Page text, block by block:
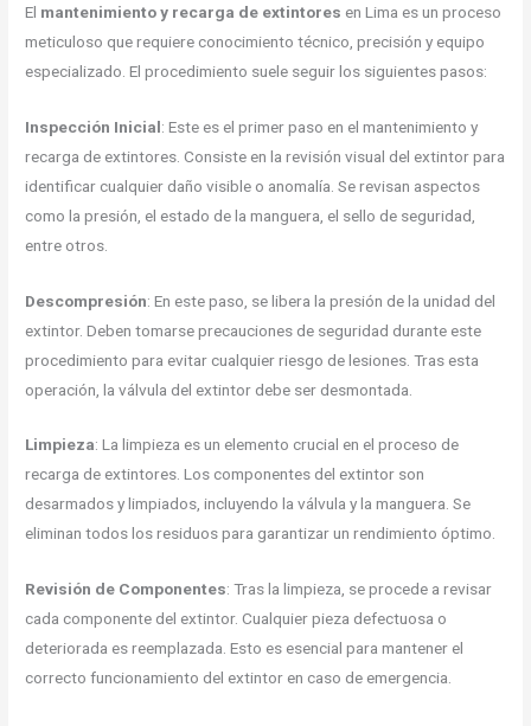
El mantenimiento y recarga de extintores en Lima es un proceso
meticuloso que requiere conocimiento técnico, precisión y equipo
especializado. El procedimiento suele seguir los siguientes pasos:
Inspección Inicial: Este es el primer paso en el mantenimiento y
recarga de extintores. Consiste en la revisión visual del extintor para
identificar cualquier daño visible o anomalía. Se revisan aspectos
como la presión, el estado de la manguera, el sello de seguridad,
entre otros.
Descompresión: En este paso, se libera la presión de la unidad del
extintor. Deben tomarse precauciones de seguridad durante este
procedimiento para evitar cualquier riesgo de lesiones. Tras esta
operación, la válvula del extintor debe ser desmontada.
Limpieza: La limpieza es un elemento crucial en el proceso de
recarga de extintores. Los componentes del extintor son
desarmados y limpiados, incluyendo la válvula y la manguera. Se
eliminan todos los residuos para garantizar un rendimiento óptimo.
Revisión de Componentes: Tras la limpieza, se procede a revisar
cada componente del extintor. Cualquier pieza defectuosa o
deteriorada es reemplazada. Esto es esencial para mantener el
correcto funcionamiento del extintor en caso de emergencia.